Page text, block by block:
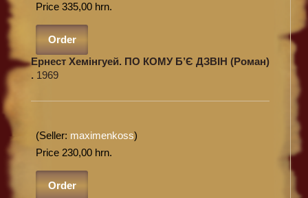
Price 335,00 hrn.
Order
Ернест Хемінгуей. ПО КОМУ Б’Є ДЗВІН (Роман)
. 1969
(Seller: maximenkoss)
Price 230,00 hrn.
Order